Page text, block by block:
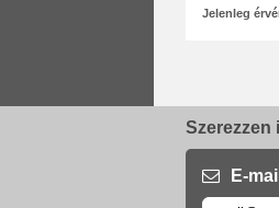
Jelenleg
Szerezzen
E-